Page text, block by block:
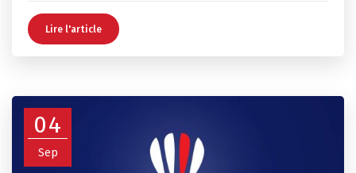
Lire l'article
04
Sep